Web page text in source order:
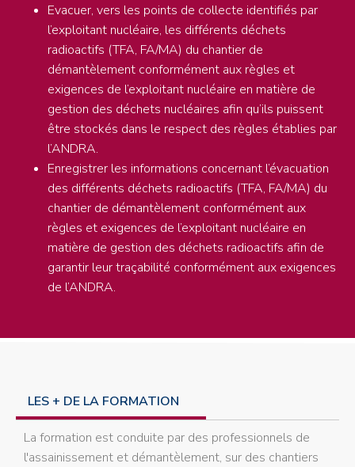
Evacuer, vers les points de collecte identifiés par
l’exploitant nucléaire, les différents déchets
radioactifs (TFA, FA/MA) du chantier de
démantèlement conformément aux règles et
exigences de l’exploitant nucléaire en matière de
gestion des déchets nucléaires afin qu’ils puissent
être stockés dans le respect des règles établies par
l’ANDRA.
Enregistrer les informations concernant l’évacuation
des différents déchets radioactifs (TFA, FA/MA) du
chantier de démantèlement conformément aux
règles et exigences de l’exploitant nucléaire en
matière de gestion des déchets radioactifs afin de
garantir leur traçabilité conformément aux exigences
de l’ANDRA.
LES + DE LA FORMATION
La formation est conduite par des professionnels de
l'assainissement et démantèlement, sur des chantiers